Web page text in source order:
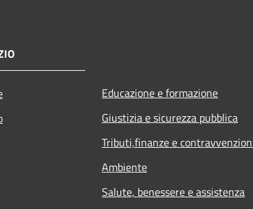
Educazione e formazione
Giustizia e sicurezza pubblica
Tributi,finanze e
Ambiente
Salute, benessere e assistenza